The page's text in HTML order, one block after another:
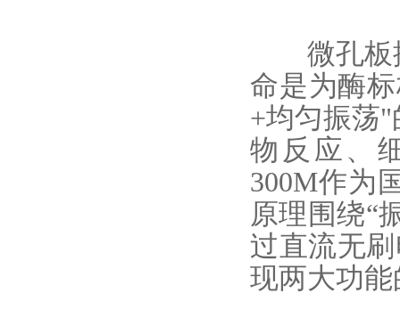
微孔板振
命是为酶
+均匀振荡
物反应、
300M作为
原理围绕“
过直流无
现两大功